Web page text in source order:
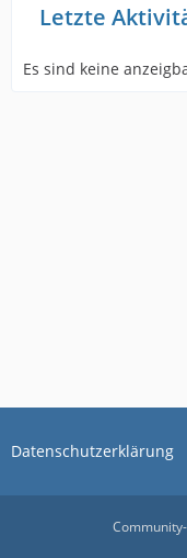
Letzte
Es sind keine
Datenschutzerklärung